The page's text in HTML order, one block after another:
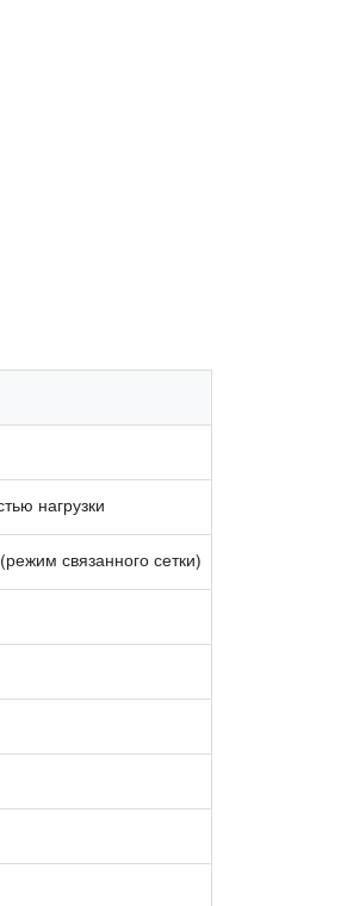
нагрузки
связанного сетки)